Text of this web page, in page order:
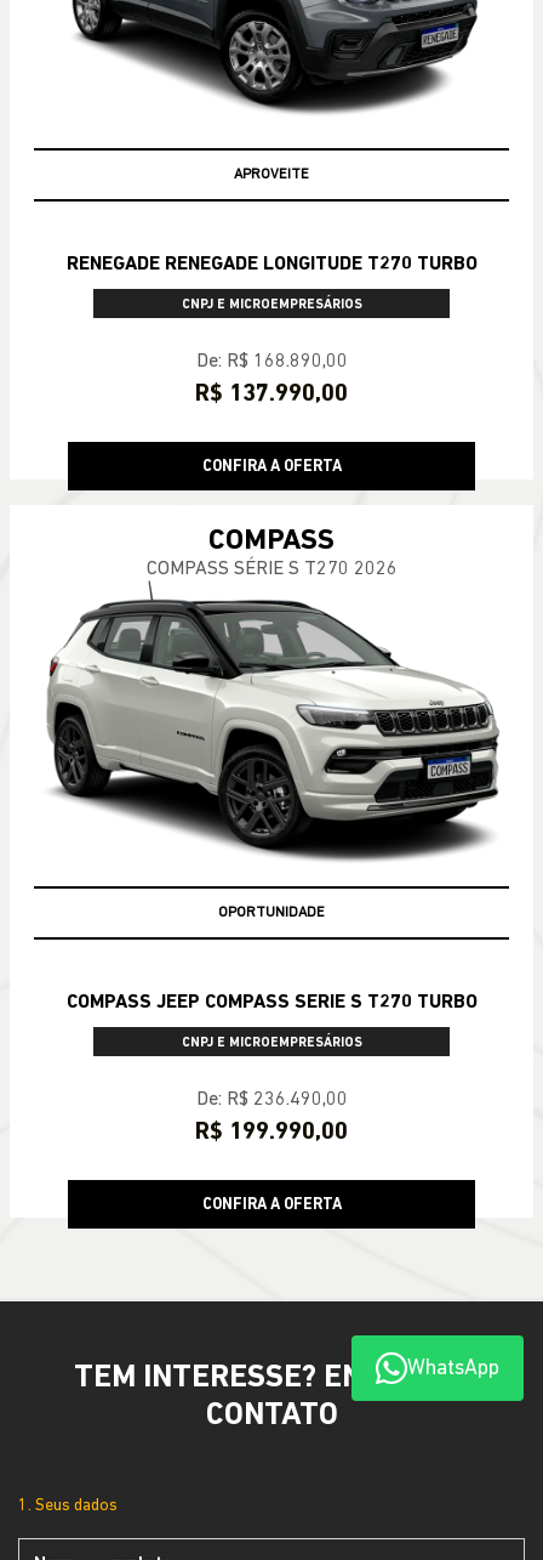
APROVEITE
RENEGADE RENEGADE LONGITUDE T270 TURBO
CNPJ E MICROEMPRESÁRIOS
De: R$ 168.890,00
R$ 137.990,00
CONFIRA A OFERTA
COMPASS
COMPASS SÉRIE S T270 2026
OPORTUNIDADE
COMPASS JEEP COMPASS SERIE S T270 TURBO
CNPJ E MICROEMPRESÁRIOS
De: R$ 236.490,00
R$ 199.990,00
CONFIRA A OFERTA
TEM INTERESSE? ENTRE EM
CONTATO
1. Seus dados
WhatsApp